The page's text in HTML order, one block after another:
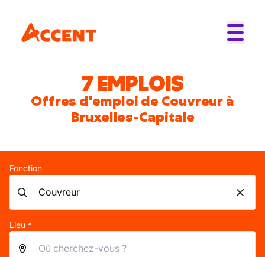
7 EMPLOIS
Offres d'emploi de Couvreur à
Bruxelles-Capitale
Fonction
Lieu *